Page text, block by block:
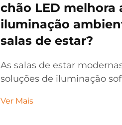
chão LED melhora
iluminação
salas de estar?
As salas de estar
soluções de iluminação
funcionalidade quanto o
Ver Mais